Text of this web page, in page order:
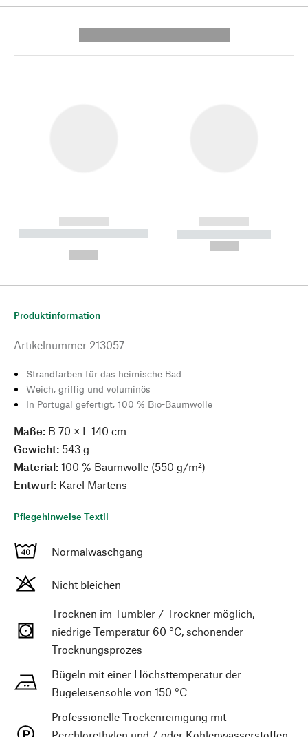
------------
----------- ----------- --------
------------
----------- -----------
Produktinformation
Artikelnummer 213057
Strandfarben für das heimische Bad
Weich, griffig und voluminös
In Portugal gefertigt, 100 % Bio-Baumwolle
Maße: B 70 × L 140 cm
Gewicht: 543 g
Material: 100 % Baumwolle (550 g/m²)
Entwurf: Karel Martens
Pflegehinweise Textil
Normalwaschgang
Nicht bleichen
Trocknen im Tumbler / Trockner möglich,
niedrige Temperatur 60 °C, schonender
Trocknungsprozes
Bügeln mit einer Höchsttemperatur der
Bügeleisensohle von 150 °C
Professionelle Trockenreinigung mit